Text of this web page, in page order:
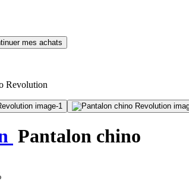
mes achats
Revolution
Pantalon chino